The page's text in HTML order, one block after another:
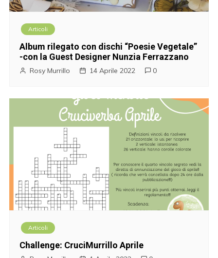
Articoli
Album rilegato con dischi “Poesie Vegetale”
-con la Guest Designer Nunzia Ferrazzano
Rosy Murrillo 14 Aprile 2022 0
Articoli
Challenge: CruciMurrillo Aprile